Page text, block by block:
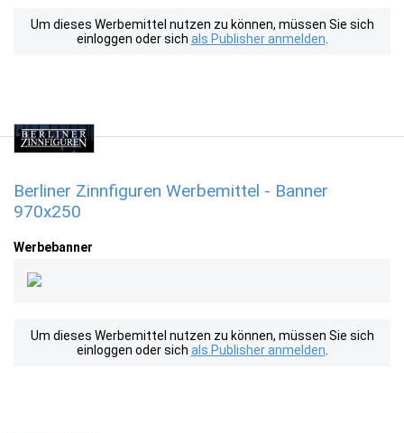
Um dieses Werbemittel nutzen zu können, müssen Sie sich
einloggen oder sich als Publisher anmelden
Berliner Zinnfiguren Werbemittel - Banner
970x250
Werbebanner
Um dieses Werbemittel nutzen zu können, müssen Sie sich
einloggen oder sich als Publisher anmelden